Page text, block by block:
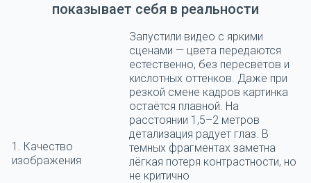
показывает себя в реальности
1. Качество
изображения
Запустили видео с яркими
сценами — цвета передаются
естественно, без пересветов и
кислотных оттенков. Даже при
резкой смене кадров картинка
остаётся плавной. На
расстоянии 1,5–2 метров
детализация радует глаз. В
темных фрагментах заметна
лёгкая потеря контрастности, но
не критично